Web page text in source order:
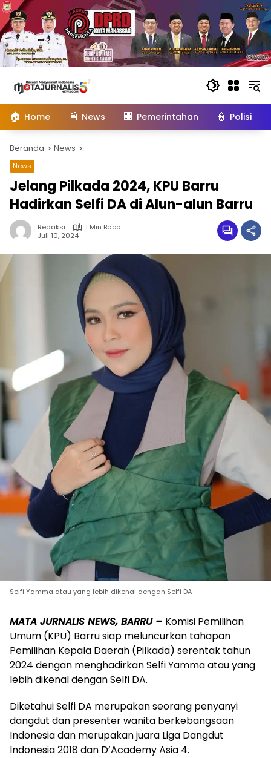
konten
🏠 Home 📰 News 🏢 Pemerintahan 👮 Polisi
Beranda News
News
Jelang Pilkada 2024, KPU Barru
Hadirkan Selfi DA di Alun-alun Barru
Redaksi
1 Min Baca
Juli 10, 2024
Selfi Yamma atau yang lebih dikenal dengan Selfi DA
MATA JURNALIS NEWS, BARRU – Komisi Pemilihan
Umum (KPU) Barru siap meluncurkan tahapan
Pemilihan Kepala Daerah (Pilkada) serentak tahun
2024 dengan menghadirkan Selfi Yamma atau yang
lebih dikenal dengan Selfi DA.
Diketahui Selfi DA merupakan seorang penyanyi
dangdut dan presenter wanita berkebangsaan
Indonesia dan merupakan juara Liga Dangdut
Indonesia 2018 dan D’Academy Asia 4.